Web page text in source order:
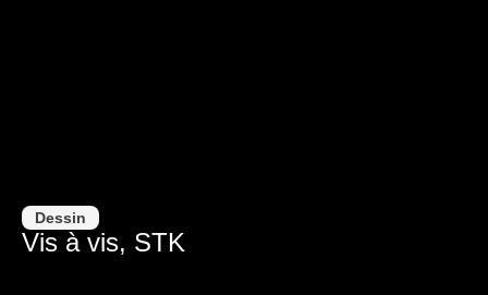
Dessin
Vis à vis, STK